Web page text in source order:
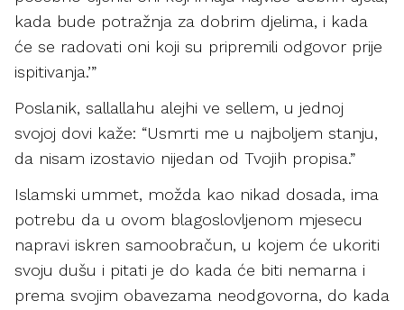
kada bude potražnja za dobrim djelima, i kada
će se radovati oni koji su pripremili odgovor prije
ispitivanja.’”
Poslanik, sallallahu alejhi ve sellem, u jednoj
svojoj dovi kaže: “Usmrti me u najboljem stanju,
da nisam izostavio nijedan od Tvojih propisa.”
Islamski ummet, možda kao nikad dosada, ima
potrebu da u ovom blagoslovljenom mjesecu
napravi iskren samoobračun, u kojem će ukoriti
svoju dušu i pitati je do kada će biti nemarna i
prema svojim obavezama neodgovorna, do kada